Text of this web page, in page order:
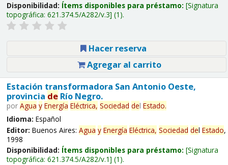
Disponibilidad: Ítems disponibles para préstamo: Signatura
topográfica: 621.374.5/A282/v.3 (1).
Hacer reserva
Agregar al carrito
Estación transformadora San Antonio Oeste,
provincia deRío Negro.
por Agua y Energía Eléctrica, Sociedad del Estado.
Idioma: Español
Editor: Buenos Aires: Agua y Energía Eléctrica, Sociedad del Estado,
1998
Disponibilidad: Ítems disponibles para préstamo: Signatura
topográfica: 621.374.5/A282/v.1 (1).